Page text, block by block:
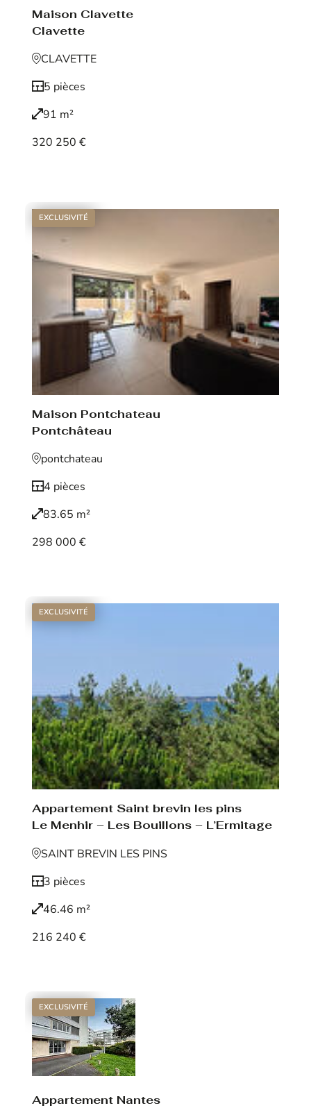
Maison Clavette
Clavette
CLAVETTE
5 pièces
91 m²
320 250 €
EXCLUSIVITÉ
Maison Pontchateau
Pontchâteau
pontchateau
4 pièces
83.65 m²
298 000 €
EXCLUSIVITÉ
Appartement Saint brevin les pins
Le Menhir – Les Bouillons – L’Ermitage
SAINT BREVIN LES PINS
3 pièces
46.46 m²
216 240 €
EXCLUSIVITÉ
Appartement Nantes